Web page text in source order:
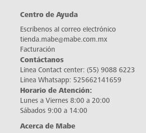
Centro de Ayuda
Escríbenos al correo electrónico
tienda.mabe@mabe.com.mx
Facturación
Contáctanos
Línea Contact center: (55) 9088 6223
Línea Whatsapp: 525662141659
Horario de Atención:
Lunes a Viernes 8:00 a 20:00
Sábados 9:00 a 14:00
Acerca de Mabe